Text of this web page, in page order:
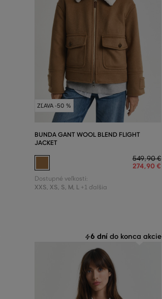
ZĽAVA -50 %
BUNDA GANT WOOL BLEND FLIGHT
JACKET
549,90 €
274,90 €
Dostupné veľkosti:
XXS, XS, S, M, L +1 ďalšia
6 dnído konca akcie